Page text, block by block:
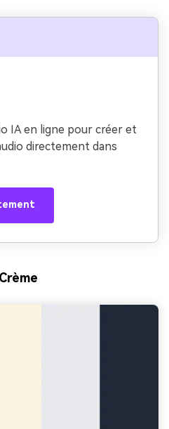
IA en ligne pour créer et
directement dans